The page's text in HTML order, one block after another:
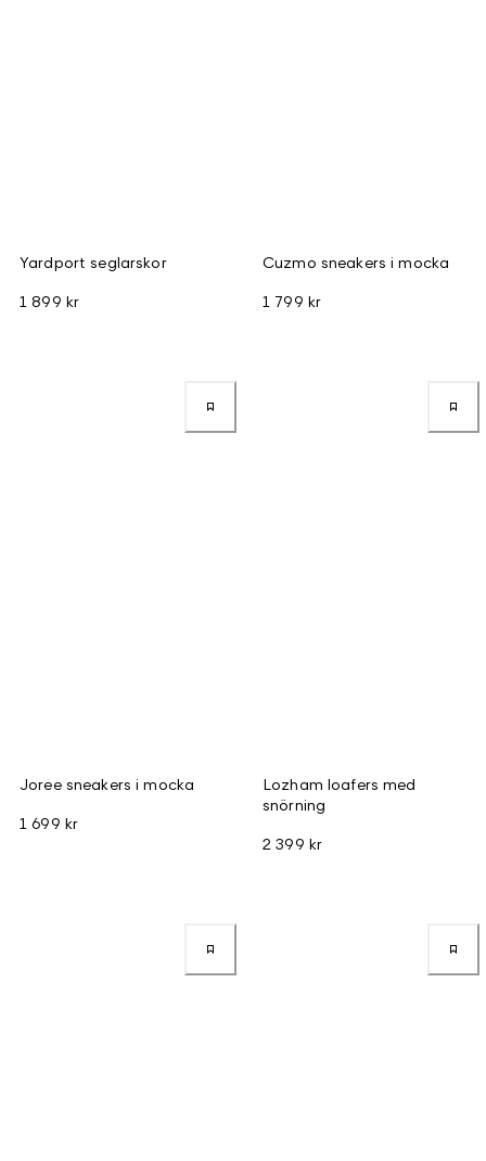
Yardport seglarskor
1 899 kr
Cuzmo sneakers i mocka
1 799 kr
Joree sneakers i mocka
1 699 kr
Lozham loafers med
snörning
2 399 kr